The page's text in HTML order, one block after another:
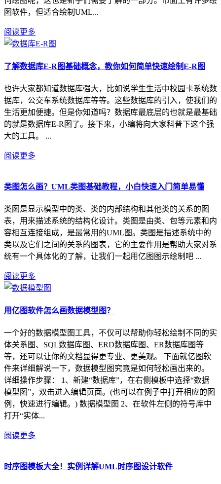
图软件，但适合绘制UML...
阅读更多
了解数据库E-R图基础概念，教你如何简单快速绘制E-R图
也许大家都知道数据库强大，比如说学生生活中校园卡系统数
据库，公交车系统数据库等等。这些数据库的引入，使我们的
生活更加便捷。但是你知道吗？数据库最底层的也就是最基础
的就是数据库E-R图了。接下来，小编将向大家科普下这个强
大的工具。 ...
阅读更多
类图怎么画？UML类图基础教程，小白快速入门简单易懂
类图是显示模型中的类、类的内部结构和其他类的关系的图
表，用来描述系统的结构化设计。类图是由类、包等元素和内
容相互连接组成，是最常用的UML图。类图是描述系统中的
类以及它们之间的关系的图表，它的主要作用是帮助大家对系
统有一个具体化的了解，让我们一起用亿图图示绘制吧 ...
阅读更多
用亿图软件怎么画数据模型图？
一个好的数据模型图工具，不仅可以帮助你轻松绘制不同的实
体关系图、SQL数据库图、ERD数据库图、ER数据库图等
等，还可以让你的文档显得更专业、更美观。 下面就亿图软
件来详细解说一下，数据模型图究竟是如何轻松画出来的。
详细操作步骤： 1、新建“数据库”，在右侧模板中选择“数据
模型图”，双击进入编辑页面。(也可以在例子中打开相应的图
例，快速进行编辑。) 数据模型图 2、在软件左侧的符号库中
打开“实体...
阅读更多
时序图模板大全！实例详解UML时序图设计软件